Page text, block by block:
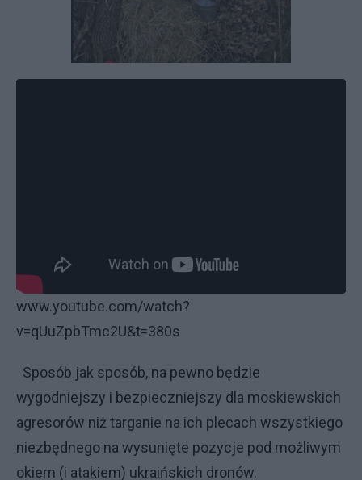
www.youtube.com/watch?
v=qUuZpbTmc2U&t=380s
Sposób jak sposób, na pewno będzie
wygodniejszy i bezpieczniejszy dla moskiewskich
agresorów niż targanie na ich plecach wszystkiego
niezbędnego na wysunięte pozycje pod możliwym
okiem (i atakiem) ukraińskich dronów.